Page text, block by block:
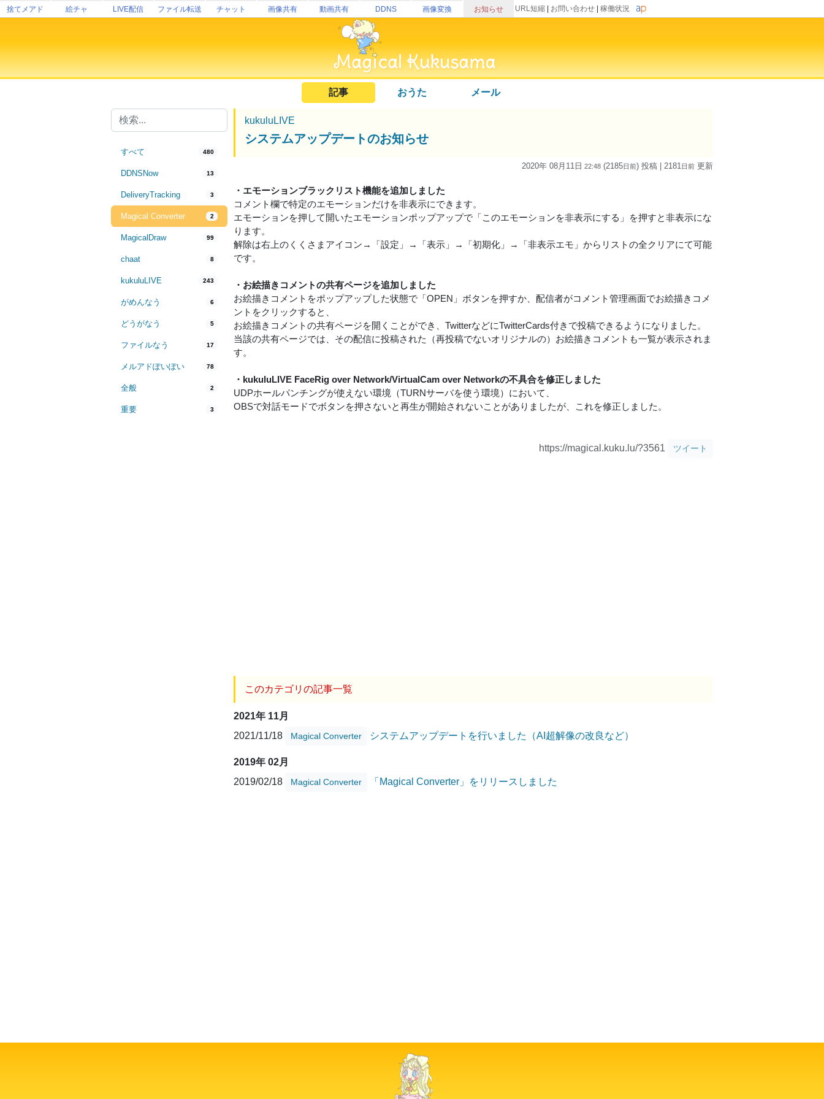
捨てメアド 絵チャ LIVE配信 ファイル転送 チャット 画像共有 動画共有 DDNS 画像変換 お知らせ URL短縮 お問い合わせ 稼働状況
記事 おうた メール
すべて 480
DDNSNow 13
DeliveryTracking 3
Magical Converter 2
MagicalDraw 99
chaat 8
kukuluLIVE 243
がめんなう 6
どうがなう 5
ファイルなう 17
メルアドぽいぽい 78
全般 2
重要 3
kukuluLIVE
システムアップデートのお知らせ
2020年 08月11日 22:48 (2185日前) 投稿 | 2181日前 更新
・エモーションブラックリスト機能を追加しました
コメント欄で特定のエモーションだけを非表示にできます。
エモーションを押して開いたエモーションポップアップで「このエモーションを非表示にする」を押すと非表示にな
ります。
解除は右上のくくさまアイコン→「設定」→「表示」→「初期化」→「非表示エモ」からリストの全クリアにて可能
です。
・お絵描きコメントの共有ページを追加しました
お絵描きコメントをポップアップした状態で「OPEN」ボタンを押すか、配信者がコメント管理画面でお絵描きコメ
ントをクリックすると、
お絵描きコメントの共有ページを開くことができ、TwitterなどにTwitterCards付きで投稿できるようになりました。
当該の共有ページでは、その配信に投稿された（再投稿でないオリジナルの）お絵描きコメントも一覧が表示されま
す。
・kukuluLIVE FaceRig over Network/VirtualCam over Networkの不具合を修正しました
UDPホールパンチングが使えない環境（TURNサーバを使う環境）において、
OBSで対話モードでボタンを押さないと再生が開始されないことがありましたが、これを修正しました。
https://magical.kuku.lu/?3561 ツイート
このカテゴリの記事一覧
2021年 11月
2021/11/18
Magical Converter システムアップデートを行いました（AI超解像の改良など）
2019年 02月
2019/02/18
Magical Converter 「Magical Converter」をリリースしました